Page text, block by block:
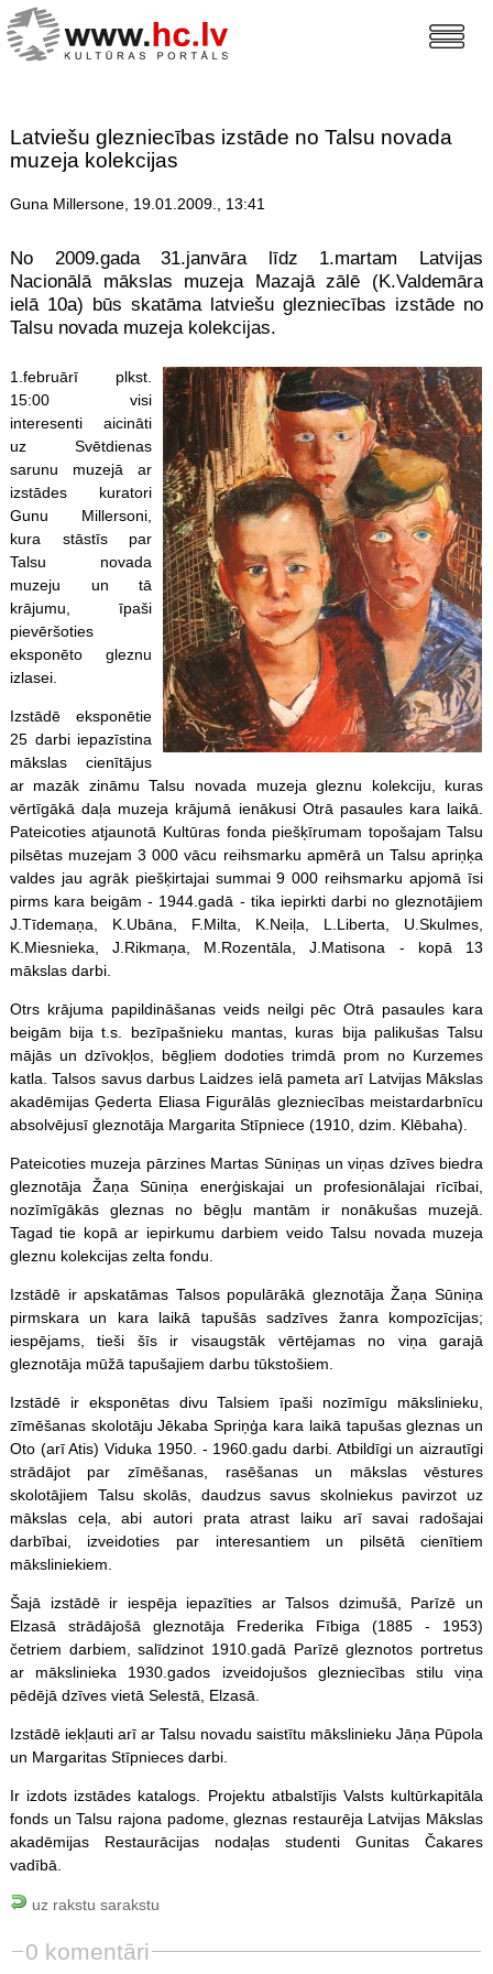
Latviešu glezniecības izstāde no Talsu novada
muzeja kolekcijas
Guna Millersone, 19.01.2009., 13:41
No 2009.gada 31.janvāra līdz 1.martam Latvijas
Nacionālā mākslas muzeja Mazajā zālē (K.Valdemāra
ielā 10a) būs skatāma latviešu glezniecības izstāde no
Talsu novada muzeja kolekcijas.
1.februārīplkst.
15:00 visi
interesenti aicināti
uz Svētdienas
sarunu muzejā ar
izstādes kuratori
Gunu Millersoni,
kura stāstīs par
Talsu novada
muzeju un tā
krājumu, īpaši
pievēršoties
eksponēto gleznu
izlasei.
Izstādē eksponētie
25 darbi iepazīstina
mākslas cienītājus
ar mazāk zināmu Talsu novada muzeja gleznu kolekciju, kuras
vērtīgākā daļa muzeja krājumā ienākusi Otrā pasaules kara laikā.
Pateicoties atjaunotā Kultūras fonda piešķīrumam topošajam Talsu
pilsētas muzejam 3 000 vācu reihsmarku apmērā un Talsu apriņķa
valdes jau agrāk piešķirtajai summai 9 000 reihsmarku apjomā īsi
pirms kara beigām - 1944.gadā - tika iepirkti darbi no gleznotājiem
J.Tīdemaņa, K.Ubāna, F.Milta, K.Neiļa, L.Liberta, U.Skulmes,
K.Miesnieka, J.Rikmaņa, M.Rozentāla, J.Matisona - kopā 13
mākslas darbi.
Otrs krājuma papildināšanas veids neilgi pēc Otrā pasaules kara
beigām bija t.s. bezīpašnieku mantas, kuras bija palikušas Talsu
mājās un dzīvokļos, bēgļiem dodoties trimdā prom no Kurzemes
katla. Talsos savus darbus Laidzes ielā pameta arī Latvijas Mākslas
akadēmijas Ģederta Eliasa Figurālās glezniecības meistardarbnīcu
absolvējusī gleznotāja Margarita Stīpniece (1910, dzim. Klēbaha).
Pateicoties muzeja pārzines Martas Sūniņas un viņas dzīves biedra
gleznotāja Žaņa Sūniņa enerģiskajai un profesionālajai rīcībai,
nozīmīgākās gleznas no bēgļu mantām ir nonākušas muzejā.
Tagad tie kopā ar iepirkumu darbiem veido Talsu novada muzeja
gleznu kolekcijas zelta fondu.
Izstādē ir apskatāmas Talsos populārākā gleznotāja Žaņa Sūniņa
pirmskara un kara laikā tapušās sadzīves žanra kompozīcijas;
iespējams, tieši šīs ir visaugstāk vērtējamas no viņa garajā
gleznotāja mūžā tapušajiem darbu tūkstošiem.
Izstādē ir eksponētas divu Talsiem īpaši nozīmīgu mākslinieku,
zīmēšanas skolotāju Jēkaba Spriņģa kara laikā tapušas gleznas un
Oto (arī Atis) Viduka 1950. - 1960.gadu darbi. Atbildīgi un aizrautīgi
strādājot par zīmēšanas, rasēšanas un mākslas vēstures
skolotājiem Talsu skolās, daudzus savus skolniekus pavirzot uz
mākslas ceļa, abi autori prata atrast laiku arī savai radošajai
darbībai, izveidoties par interesantiem un pilsētā cienītiem
māksliniekiem.
Šajā izstādē ir iespēja iepazīties ar Talsos dzimušā, Parīzē un
Elzasā strādājošā gleznotāja Frederika Fībiga (1885 - 1953)
četriem darbiem, salīdzinot 1910.gadā Parīzē gleznotos portretus
ar mākslinieka 1930.gados izveidojušos glezniecības stilu viņa
pēdējā dzīves vietā Selestā, Elzasā.
Izstādē iekļauti arī ar Talsu novadu saistītu mākslinieku Jāņa Pūpola
un Margaritas Stīpnieces darbi.
Ir izdots izstādes katalogs. Projektu atbalstījis Valsts kultūrkapitāla
fonds un Talsu rajona padome, gleznas restaurēja Latvijas Mākslas
akadēmijas Restaurācijas nodaļas studenti Gunitas Čakares
vadībā.
uz rakstu sarakstu
0 komentāri